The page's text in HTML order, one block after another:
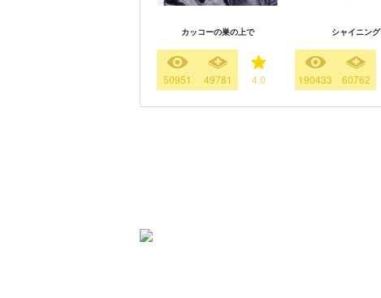
カッコーの巣の上で
50951 49781 4.0
シャイニング
190433 60762